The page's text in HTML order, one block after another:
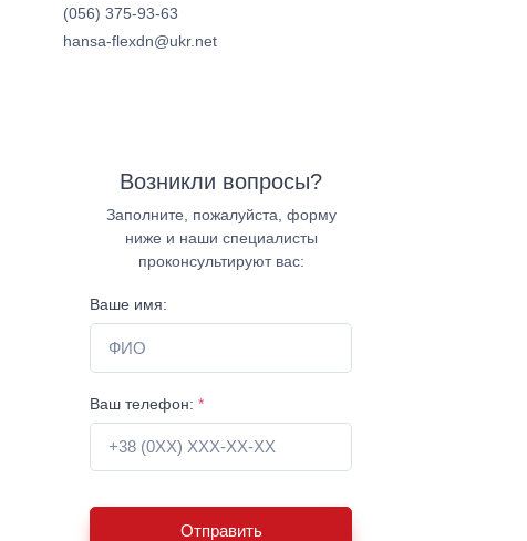
(056) 375-93-63
hansa-flexdn@ukr.net
Возникли вопросы?
Заполните, пожалуйста, форму
ниже и наши специалисты
проконсультируют вас:
Ваше имя:
Ваш телефон: *
Отправить